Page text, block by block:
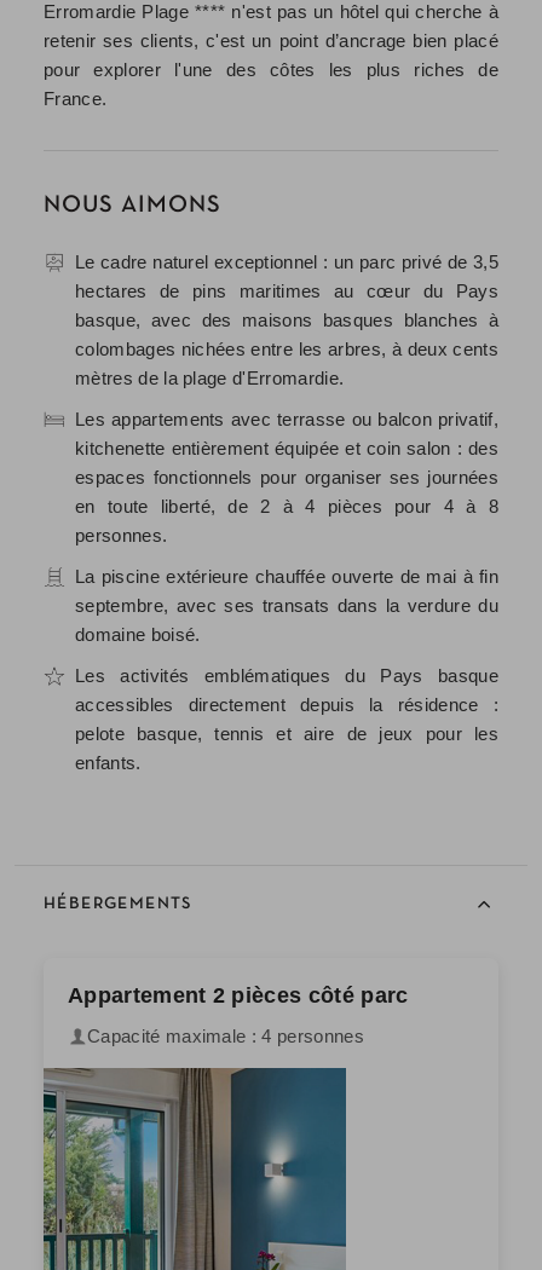
Erromardie Plage **** n'est pas un hôtel qui cherche à
retenir ses clients, c'est un point d’ancrage bien placé
pour explorer l'une des côtes les plus riches de
France.
NOUS AIMONS
Le cadre naturel exceptionnel : un parc privé de 3,5
hectares de pins maritimes au cœur du Pays
basque, avec des maisons basques blanches à
colombages nichées entre les arbres, à deux cents
mètres de la plage d'Erromardie.
Les appartements avec terrasse ou balcon privatif,
kitchenette entièrement équipée et coin salon : des
espaces fonctionnels pour organiser ses journées
en toute liberté, de 2 à 4 pièces pour 4 à 8
personnes.
La piscine extérieure chauffée ouverte de mai à fin
septembre, avec ses transats dans la verdure du
domaine boisé.
Les activités emblématiques du Pays basque
accessibles directement depuis la résidence :
pelote basque, tennis et aire de jeux pour les
enfants.
HÉBERGEMENTS
Appartement 2 pièces côté parc
Capacité maximale : 4 personnes